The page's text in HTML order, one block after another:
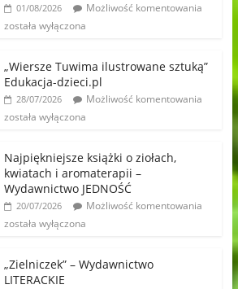
01/08/2026
Możliwość komentowania
została wyłączona
„Wiersze Tuwima ilustrowane sztuką”
Edukacja-dzieci.pl
28/07/2026
Możliwość komentowania
została wyłączona
Najpiękniejsze książki o ziołach,
kwiatach i aromaterapii –
Wydawnictwo JEDNOŚĆ
20/07/2026
Możliwość komentowania
została wyłączona
„Zielniczek” – Wydawnictwo
LITERACKIE